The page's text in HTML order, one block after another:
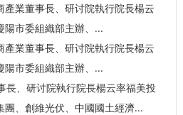
業董事長、研讨院執行院長楊云
陽市委組織部主辦、...
業董事長、研讨院執行院長楊云
陽市委組織部主辦、...
、研讨院執行院長楊云率福美投
團、創維光伏、中國國土經濟...